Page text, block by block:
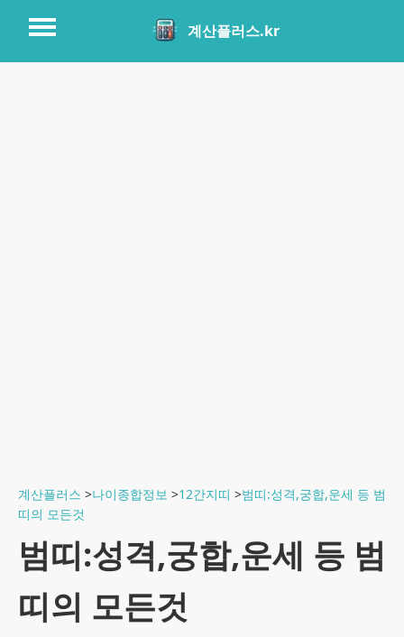
계산플러스.kr
계산플러스 >나이종합정보 >12간지띠 >범띠:성격,궁합,운세 등 범
띠의 모든것
범띠:성격,궁합,운세 등 범
띠의 모든것